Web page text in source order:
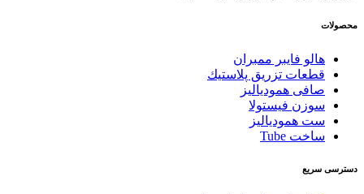
محصولات
هالو فایبر ممبران
قطعات تزريق پلاستيك
صافی همودیالیز
سوزن فیستولا
ست همودیالیز
ساخت Tube
دسترسی سریع